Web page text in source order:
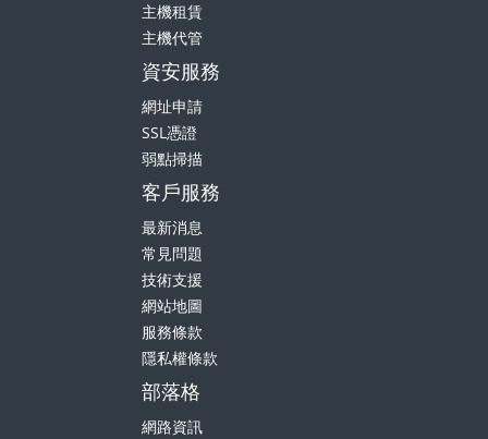
主機代管
資安服務
網址申請
SSL憑證
弱點掃描
客戶服務
最新消息
常見問題
技術支援
網站地圖
服務條款
隱私權條款
部落格
網路資訊
宏觀論點